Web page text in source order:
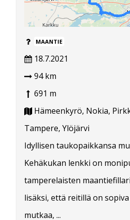
MAANTIE
18.7.2021
94 km
691 m
Hämeenkyrö, Nokia,
Tampere, Ylöjärvi
Idyllisen taukopaikkansa
Kehäkukan lenkki on
tamperelaisten
lisäksi, että reitillä on
mutkaa, ...